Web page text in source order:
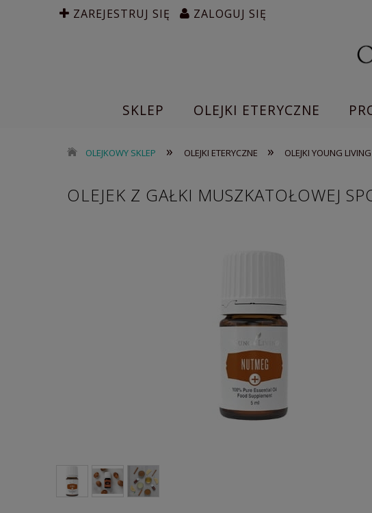
ZAREJESTRUJ SIĘ ZALOGUJ SIĘ
SKLEP OLEJKI ETERYCZNE
OLEJKOWY SKLEP » OLEJKI ETERYCZNE » OLEJKI YOUNG LIVING
OLEJEK Z GAŁKI MUSZKATOŁOWEJ